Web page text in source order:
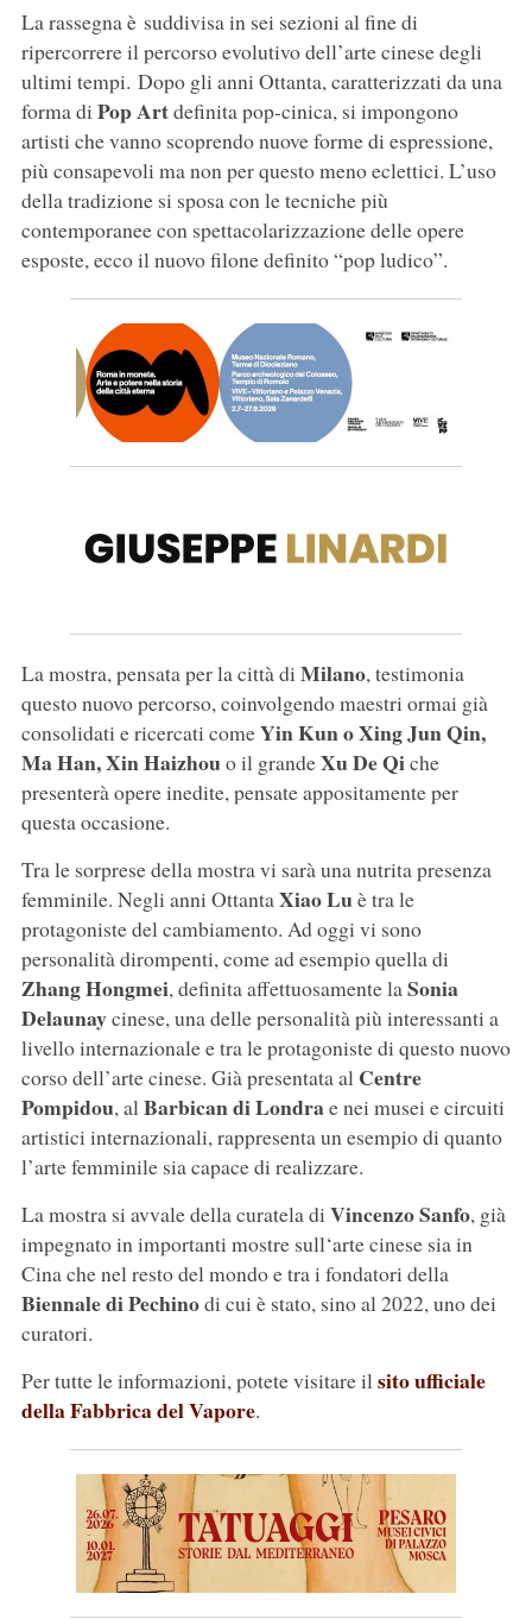
La rassegna è suddivisa in sei sezioni al fine di
ripercorrere il percorso evolutivo dell’arte cinese degli
ultimi tempi. Dopo gli anni Ottanta, caratterizzati da una
forma di Pop Artdefinita pop-cinica, si impongono
artisti che vanno scoprendo nuove forme di espressione,
più consapevoli ma non per questo meno eclettici. L’uso
della tradizione si sposa con le tecniche più
contemporanee con spettacolarizzazione delle opere
esposte, ecco il nuovo filone definito “pop ludico”.
La mostra, pensata per la città di Milano, testimonia
questo nuovo percorso, coinvolgendo maestri ormai già
consolidati e ricercati comeYin Kun o Xing Jun Qin,
Ma Han, Xin Haizhouo il grandeXu De Qiche
presenterà opere inedite, pensate appositamente per
questa occasione.
Tra le sorprese della mostra vi sarà una nutrita presenza
femminile. Negli anni OttantaXiao Luè tra le
protagoniste del cambiamento. Ad oggi vi sono
personalità dirompenti, come ad esempio quella di
Zhang Hongmei, definita affettuosamente laSonia
Delaunaycinese, una delle personalità più interessanti a
livello internazionale e tra le protagoniste di questo nuovo
corso dell’arte cinese. Già presentata al Centre
Pompidou, alBarbican di Londrae nei musei e circuiti
artistici internazionali, rappresenta un esempio di quanto
l’arte femminile sia capace di realizzare.
La mostra si avvale della curatela di Vincenzo Sanfo, già
impegnato in importanti mostre sull‘arte cinese sia in
Cina che nel resto del mondo e tra i fondatori della
Biennale di Pechinodi cui è stato, sino al 2022, uno dei
curatori.
Per tutte le informazioni, potete visitare ilsito ufficiale
della Fabbrica del Vapore.